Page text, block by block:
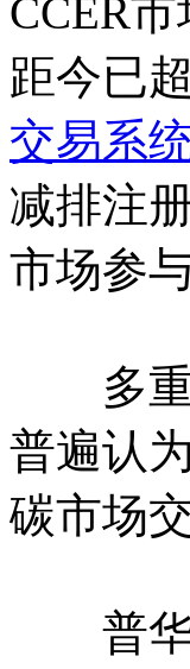
CCER
距今已
交易系
减排注
市场参
多重
普遍认
碳市场
普华